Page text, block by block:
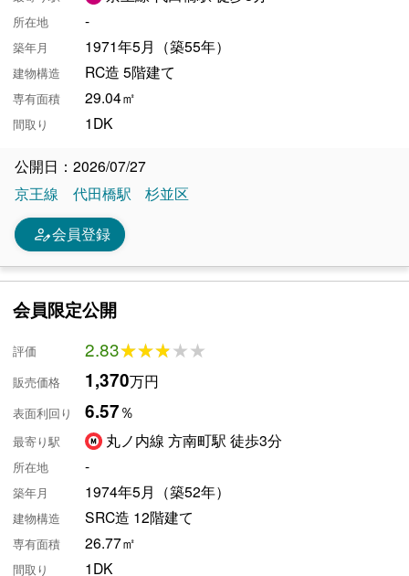
所在地 -
築年月 1971年5月（築55年）
建物構造 RC造 5階建て
専有面積 29.04㎡
間取り 1DK
公開日：2026/07/27
京王線
代田橋駅 杉並区
person_edit会員登録
会員限定公開
評価 2.83★★★★★
★★★★★
販売価格 1,370万円
表面利回り 6.57％
最寄り駅 丸ノ内線 方南町駅 徒歩3分
所在地 -
築年月 1974年5月（築52年）
建物構造 SRC造 12階建て
専有面積 26.77㎡
間取り 1DK